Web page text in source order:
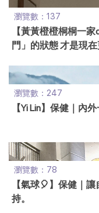
瀏覽數：137
【黃黃橙橙桐桐一
門」的狀態 才是現
瀏覽數：247
【Yi Lin】保健｜內
瀏覽數：78
【氣球🎈】保健｜
持。